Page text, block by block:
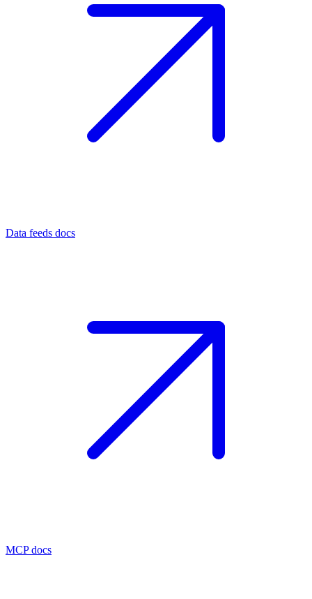
Data feeds docs
MCP docs